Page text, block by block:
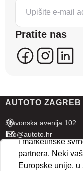
Pratite nas
AUTOTO ZAGREB
Slavonska avenija 102
info@autoto.hr
Pon - Pet 07:30-18:00
Sub 08:00-13:00
posjećenost te
sadržaje koji bi
se kreirati
više uređaja i
koriste ove
ispravno
kolačića na vaš
i marketinške
partnera. Neki
Europske unije,